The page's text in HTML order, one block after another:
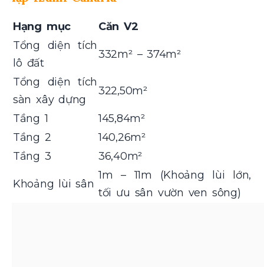
Hạng mục
Căn V2
Tổng diện tích
lô đất
332m² – 374m²
Tổng diện tích
sàn xây dựng
322,50m²
Tầng 1
145,84m²
Tầng 2
140,26m²
Tầng 3
36,40m²
Khoảng lùi sân
1m – 11m (Khoảng lùi lớn,
tối ưu sân vườn ven sông)